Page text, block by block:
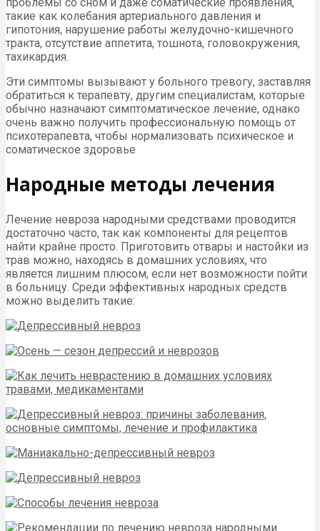
такие как колебания артериального давления и
гипотония, нарушение работы желудочно-кишечного
тракта, отсутствие аппетита, тошнота, головокружения,
тахикардия.
Эти симптомы вызывают у больного тревогу, заставляя
обратиться к терапевту, другим специалистам, которые
обычно назначают симптоматическое лечение, однако
очень важно получить профессиональную помощь от
психотерапевта, чтобы нормализовать психическое и
соматическое здоровье
Народные методы лечения
Лечение невроза народными средствами проводится
достаточно часто, так как компоненты для рецептов
найти крайне просто. Приготовить отвары и настойки из
трав можно, находясь в домашних условиях, что
является лишним плюсом, если нет возможности пойти
в больницу. Среди эффективных народных средств
можно выделить такие: